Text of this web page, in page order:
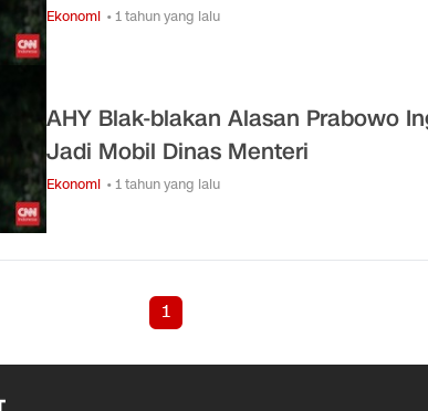
Ekonomi • 1 tahun yang lalu
AHY Blak-blakan Alasan Prabowo
Jadi Mobil Dinas Menteri
Ekonomi • 1 tahun yang lalu
1